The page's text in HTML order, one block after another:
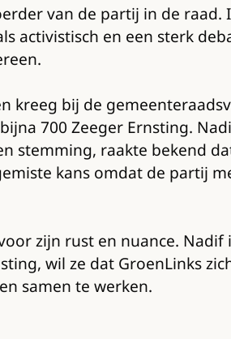
van de partij in de
activistisch en een sterk
bij de
700 Zeeger Ernsting.
stemming, raakte bekend
kans omdat de partij
zijn rust en nuance.
wil ze dat GroenLinks
samen te werken.